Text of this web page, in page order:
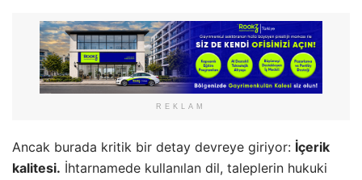
REKLAM
Ancak burada kritik bir detay devreye giriyor: İçerik
kalitesi. İhtarnamede kullanılan dil, taleplerin hukuki